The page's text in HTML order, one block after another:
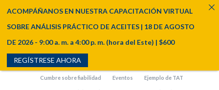
Cumbre sobre fiabilidad Eventos Ejemplo de TAT
ACOMPÁÑANOS EN NUESTRA CAPACITACIÓN VIRTUAL
SOBRE ANÁLISIS PRÁCTICO DE ACEITES | 18 DE AGOSTO
DE 2026 - 9:00 a. m. a 4:00 p. m. (hora del Este) | $600
REGÍSTRESE AHORA